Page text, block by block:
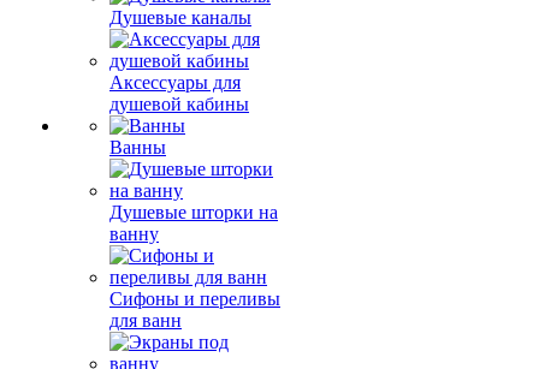
Душевые каналы
Аксессуары для
душевой кабины
Ванны
Душевые шторки на
ванну
Сифоны и переливы
для ванн